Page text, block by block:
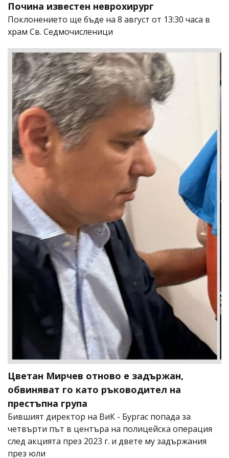
Почина известен неврохирург
Поклонението ще бъде на 8 август от 13:30 часа в
храм Св. Седмочисленици
Цветан Мирчев отново е задържан,
обвиняват го като ръководител на
престъпна група
Бившият директор на ВиК - Бургас попада за
четвърти път в центъра на полицейска операция
след акцията през 2023 г. и двете му задържания
през юли